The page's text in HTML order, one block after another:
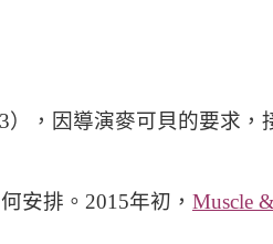
，因導演麥可貝的要求
安排。2015年初， Muscle